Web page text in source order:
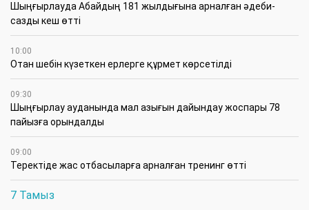
Шыңғырлауда Абайдың 181 жылдығына арналған әдеби-
сазды кеш өтті
10:00
Отан шебін күзеткен ерлерге құрмет көрсетілді
09:30
​Шыңғырлау ауданында мал азығын дайындау жоспары 78
пайызға орындалды
09:00
​Теректіде жас отбасыларға арналған тренинг өтті
7 Тамыз